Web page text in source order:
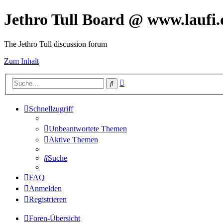
Jethro Tull Board @
The Jethro Tull discussion forum
Zum Inhalt
Suche
Schnellzugriff
Unbeantwortete Themen
Aktive Themen
Suche
FAQ
Anmelden
Registrieren
Foren-Übersicht